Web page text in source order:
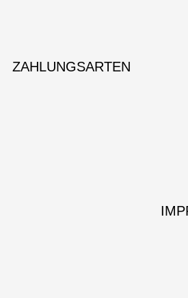
ZAHLUNGSARTEN